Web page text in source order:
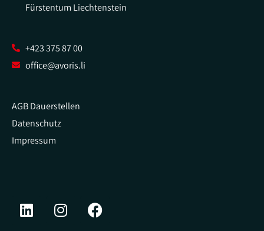
Fürstentum Liechtenstein
+423 375 87 00
office@avoris.li
AGB Dauerstellen
Datenschutz
Impressum
L
i
I
n
F
a